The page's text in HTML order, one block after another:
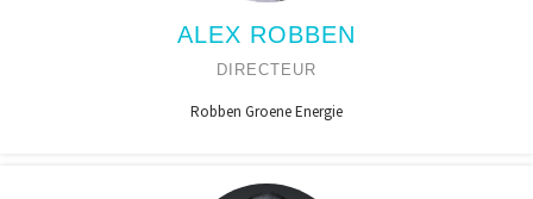
ALEX ROBBEN
DIRECTEUR
Robben Groene Energie